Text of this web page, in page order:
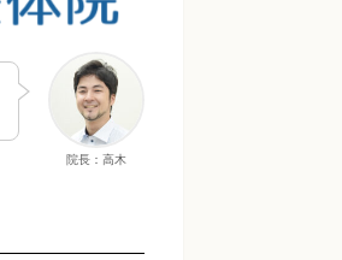
院長：高木